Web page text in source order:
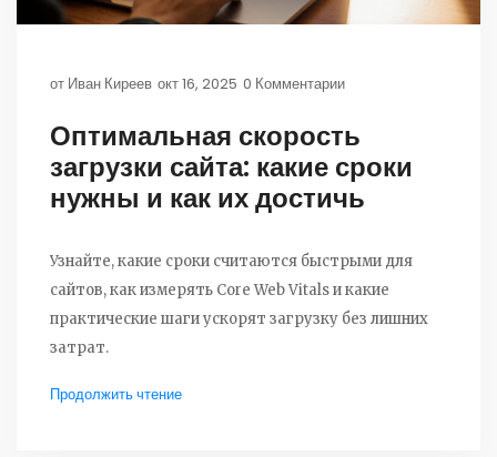
от Иван Киреев окт 16, 2025 0 Комментарии
Оптимальная скорость
загрузки сайта: какие сроки
нужны и как их достичь
Узнайте, какие сроки считаются быстрыми для
сайтов, как измерять Core Web Vitals и какие
практические шаги ускорят загрузку без лишних
затрат.
Продолжить чтение